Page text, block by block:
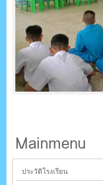
Mainmenu
ประวัติโรงเรียน